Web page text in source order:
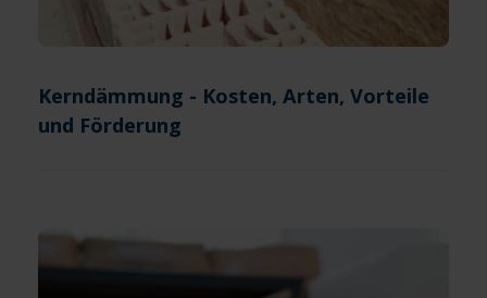
Kerndämmung - Kosten, Arten, Vorteile
und Förderung